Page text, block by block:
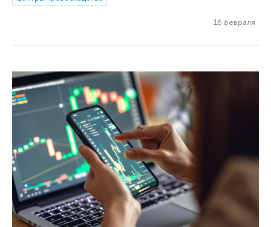
16 февраля